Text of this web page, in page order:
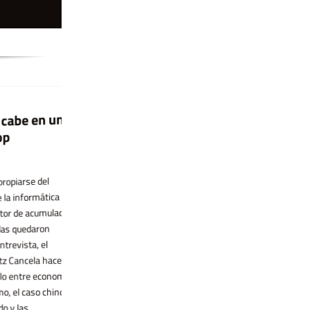
en una
del
y
acumulación,
el
hace un
economía
caso chino